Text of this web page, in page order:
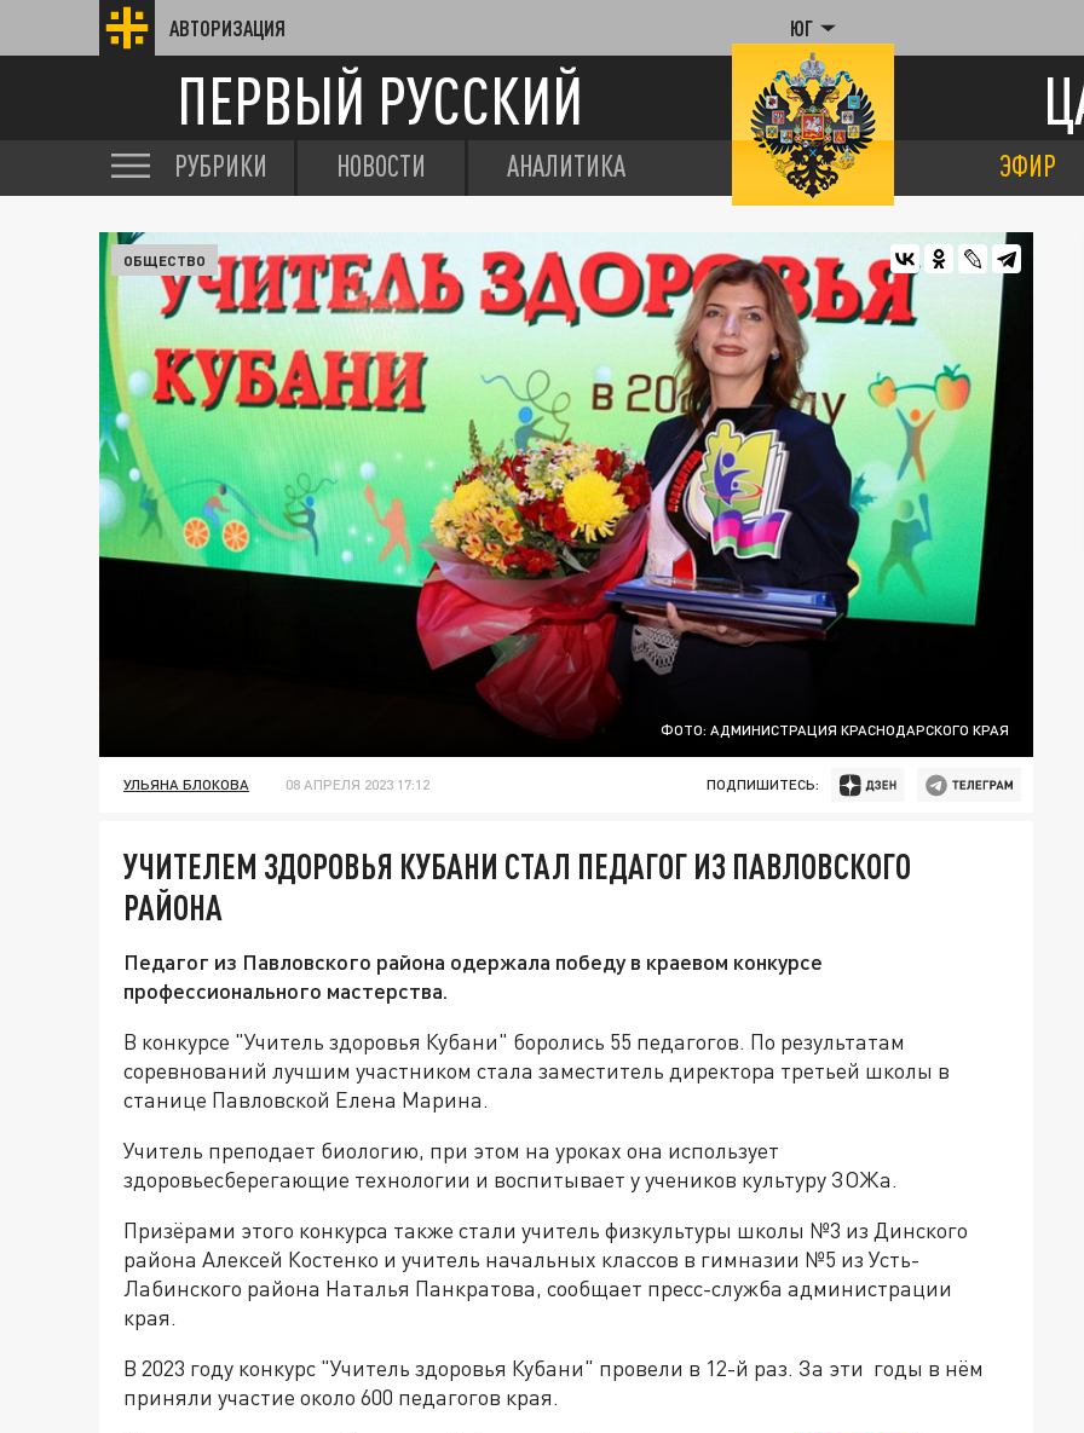
АВТОРИЗАЦИЯ ЮГ
ПЕРВЫЙ РУССКИЙ
РУБРИКИ НОВОСТИ АНАЛИТИКА ЭФИР
ФОТО: АДМИНИСТРАЦИЯ КРАСНОДАРСКОГО КРАЯ
ОБЩЕСТВО
УЛЬЯНА БЛОКОВА 08 АПРЕЛЯ 2023 17:12 ПОДПИШИТЕСЬ:
УЧИТЕЛЕМ ЗДОРОВЬЯ КУБАНИ СТАЛ ПЕДАГОГ ИЗ ПАВЛОВСКОГО
РАЙОНА
Педагог из Павловского района одержала победу в краевом конкурсе
профессионального мастерства.
В конкурсе "Учитель здоровья Кубани" боролись 55 педагогов. По результатам
соревнований лучшим участником стала заместитель директора третьей школы в
станице Павловской Елена Марина.
Учитель преподает биологию, при этом на уроках она использует
здоровьесберегающие технологии и воспитывает у учеников культуру ЗОЖа.
Призёрами этого конкурса также стали учитель физкультуры школы №3 из Динского
района Алексей Костенко и учитель начальных классов в гимназии №5 из Усть-
Лабинского района Наталья Панкратова, сообщает пресс-служба администрации
края.
В 2023 году конкурс "Учитель здоровья Кубани" провели в 12-й раз. За эти годы в нём
приняли участие около 600 педагогов края.